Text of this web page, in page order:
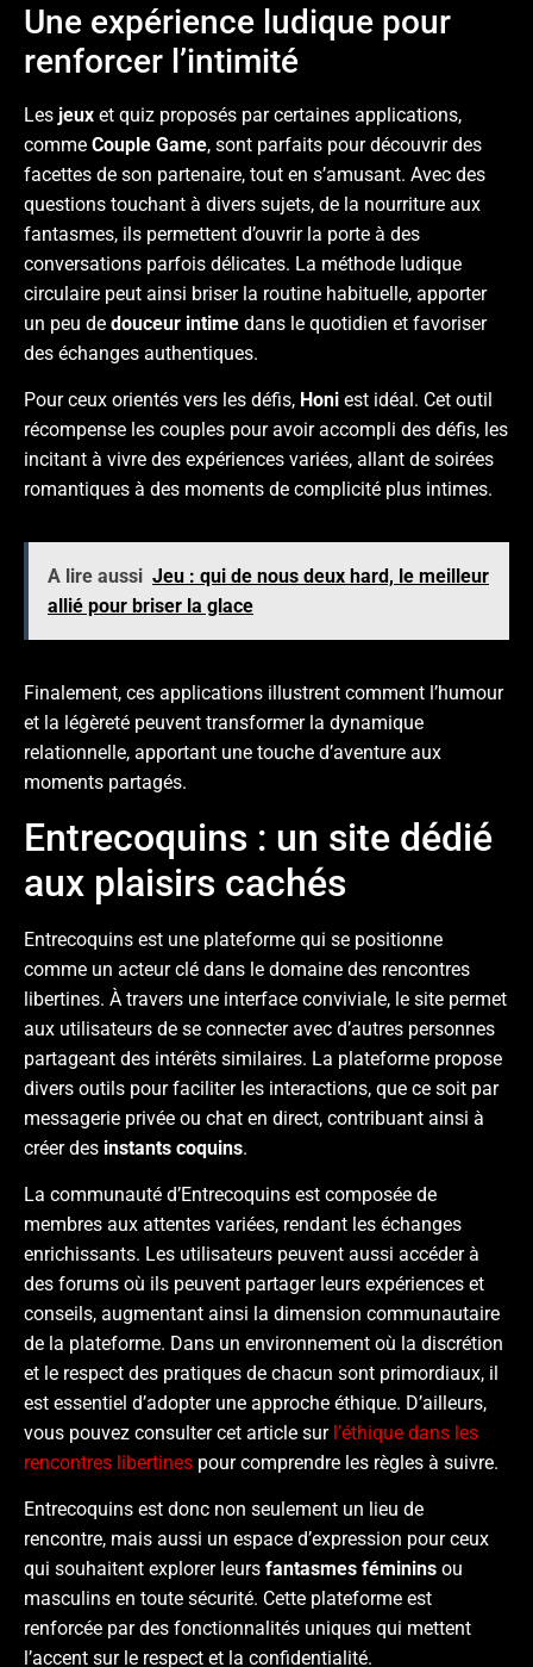
Une expérience ludique pour
renforcer l’intimité
Les jeux et quiz proposés par certaines applications,
comme Couple Game, sont parfaits pour découvrir des
facettes de son partenaire, tout en s’amusant. Avec des
questions touchant à divers sujets, de la nourriture aux
fantasmes, ils permettent d’ouvrir la porte à des
conversations parfois délicates. La méthode ludique
circulaire peut ainsi briser la routine habituelle, apporter
un peu de douceur intime dans le quotidien et favoriser
des échanges authentiques.
Pour ceux orientés vers les défis, Honi est idéal. Cet outil
récompense les couples pour avoir accompli des défis, les
incitant à vivre des expériences variées, allant de soirées
romantiques à des moments de complicité plus intimes.
A lire aussi Jeu : qui de nous deux hard, le meilleur
allié pour briser la glace
Finalement, ces applications illustrent comment l’humour
et la légèreté peuvent transformer la dynamique
relationnelle, apportant une touche d’aventure aux
moments partagés.
Entrecoquins : un site dédié
aux plaisirs cachés
Entrecoquins est une plateforme qui se positionne
comme un acteur clé dans le domaine des rencontres
libertines. À travers une interface conviviale, le site permet
aux utilisateurs de se connecter avec d’autres personnes
partageant des intérêts similaires. La plateforme propose
divers outils pour faciliter les interactions, que ce soit par
messagerie privée ou chat en direct, contribuant ainsi à
créer des instants coquins.
La communauté d’Entrecoquins est composée de
membres aux attentes variées, rendant les échanges
enrichissants. Les utilisateurs peuvent aussi accéder à
des forums où ils peuvent partager leurs expériences et
conseils, augmentant ainsi la dimension communautaire
de la plateforme. Dans un environnement où la discrétion
et le respect des pratiques de chacun sont primordiaux, il
est essentiel d’adopter une approche éthique. D’ailleurs,
vous pouvez consulter cet article sur l’éthique dans les
rencontres libertines pour comprendre les règles à suivre.
Entrecoquins est donc non seulement un lieu de
rencontre, mais aussi un espace d’expression pour ceux
qui souhaitent explorer leurs fantasmes féminins ou
masculins en toute sécurité. Cette plateforme est
renforcée par des fonctionnalités uniques qui mettent
l’accent sur le respect et la confidentialité.